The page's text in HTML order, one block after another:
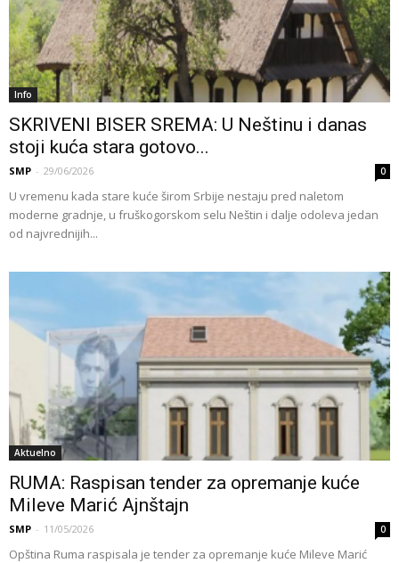
Info
SKRIVENI BISER SREMA: U Neštinu i danas
stoji kuća stara gotovo...
SMP - 29/06/2026 0
U vremenu kada stare kuće širom Srbije nestaju pred naletom
moderne gradnje, u fruškogorskom selu Neštin i dalje odoleva jedan
od najvrednijih...
Aktuelno
RUMA: Raspisan tender za opremanje kuće
Mileve Marić Ajnštajn
SMP - 11/05/2026 0
Opština Ruma raspisala je tender za opremanje kuće Mileve Marić